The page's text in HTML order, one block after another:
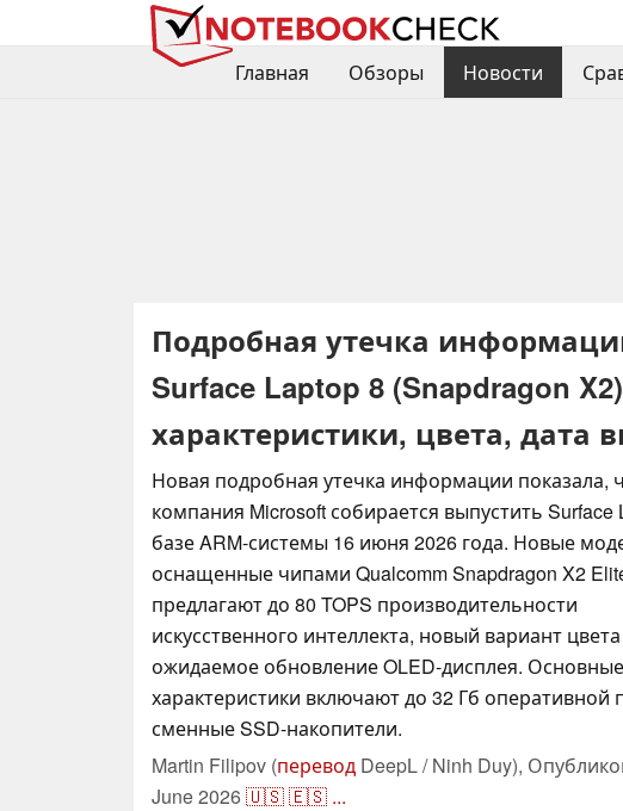
Главная
Обзоры Новости
Подробная утечка
Surface Laptop 8 (Snapdragon
характеристики, цвета, дата
Новая подробная утечка информации показала,
компания Microsoft собирается выпустить Surface
базе ARM-системы 16 июня 2026 года. Новые
оснащенные чипами Qualcomm Snapdragon X2
предлагают до 80 TOPS производительности
искусственного интеллекта, новый вариант
ожидаемое обновление OLED-дисплея. Основные
характеристики включают до 32 Гб оперативной
сменные SSD-накопители.
Martin Filipov (перевод DeepL / Ninh Duy),
June 2026🇺🇸🇪🇸 ...